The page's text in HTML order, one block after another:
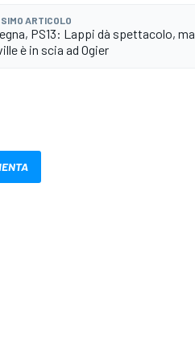
ARTICOLO
PS13: Lappi dà spettacolo, ma
è in scia ad Ogier